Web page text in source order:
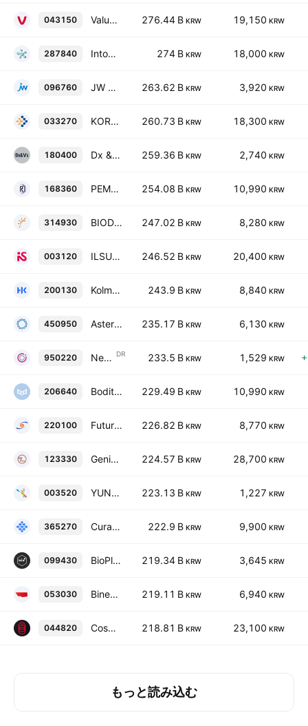
043150 Value Added Technology Co., Ltd. 276.44 B KRW 19,150 KRW
287840 IntoCell, Inc. 274 B KRW 18,000 KRW
096760 JW Holdings Corporation 263.62 B KRW 3,920 KRW
033270 KOREA UNITED PHARM, INC. 260.73 B KRW 18,300 KRW
180400 Dx & Vx Co., Ltd. 259.36 B KRW 2,740 KRW
168360 PEMTRON Corporation 254.08 B KRW 10,990 KRW
314930 BIODYNE Co., Ltd. 247.02 B KRW 8,280 KRW
003120 ILSUNG IS CO., LTD. 246.52 B KRW 20,400 KRW
200130 KolmarBNH Co., Ltd. 243.9 B KRW 8,840 KRW
450950 Asterasys Co., Ltd. 235.17 B KRW 6,130 KRW
950220 NeoImmuneTech Inc shs Korean Deposit Receipt Repr 1/5 Sh DR 233.5 B KRW 1,529 KRW
206640 Boditech Med, Inc. 229.49 B KRW 10,990 KRW
220100 FutureChem Co., Ltd. 226.82 B KRW 8,770 KRW
123330 Genic Co., Ltd 224.57 B KRW 28,700 KRW
003520 YUNGJIN PHARM. CO. LTD 223.13 B KRW 1,227 KRW
365270 Curacle Co., Ltd. 222.9 B KRW 9,900 KRW
099430 BioPlus Co. Ltd. 219.34 B KRW 3,645 KRW
053030 Binex Co., Ltd 219.11 B KRW 6,940 KRW
044820 Cosmax BTI Inc. 218.81 B KRW 23,100 KRW
もっと読み込む